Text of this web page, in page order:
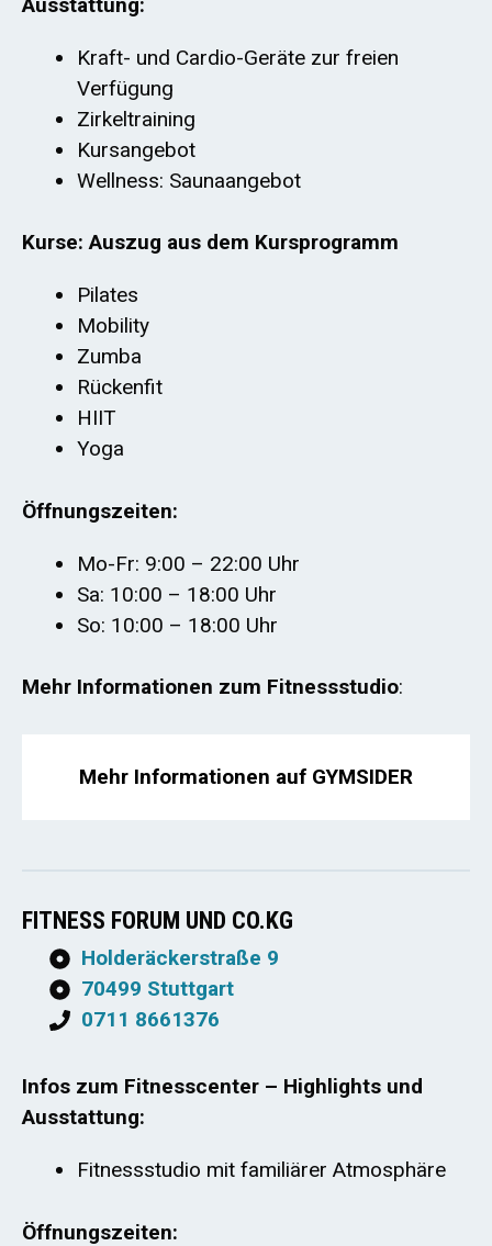
Kraft- und Cardio-Geräte zur freien
Verfügung
Zirkeltraining
Kursangebot
Wellness: Saunaangebot
Kurse: Auszug aus dem Kursprogramm
Pilates
Mobility
Zumba
Rückenfit
HIIT
Yoga
Öffnungszeiten:
Mo-Fr: 9:00 – 22:00 Uhr
Sa: 10:00 – 18:00 Uhr
So: 10:00 – 18:00 Uhr
Mehr Informationen zum Fitnessstudio:
Mehr Informationen auf GYMSIDER
FITNESS FORUM UND CO.KG
Holderäckerstraße 9
70499 Stuttgart
0711 8661376
Infos zum Fitnesscenter – Highlights und
Ausstattung:
Fitnessstudio mit familiärer Atmosphäre
Öffnungszeiten: